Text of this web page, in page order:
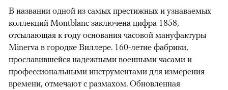
В названии одной из самых престижных и узнаваемых
коллекций Montblanc заключена цифра 1858,
отсылающая к году основания часовой мануфактуры
Minerva в городке Виллере. 160-летие фабрики,
прославившейся надежными военными часами и
профессиональными инструментами для измерения
времени, отмечают с размахом. Обновленная